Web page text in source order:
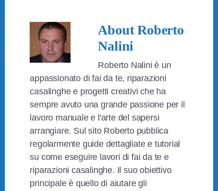
AboutRoberto
Nalini
Roberto Nalini è un
appassionato di fai da te, riparazioni
casalinghe e progetti creativi che ha
sempre avuto una grande passione per il
lavoro manuale e l'arte del sapersi
arrangiare. Sul sito Roberto pubblica
regolarmente guide dettagliate e tutorial
su come eseguire lavori di fai da te e
riparazioni casalinghe. Il suo obiettivo
principale è quello di aiutare gli